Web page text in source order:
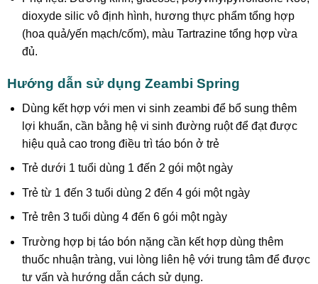
dioxyde silic vô định hình, hương thực phẩm tổng hợp
(hoa quả/yến mạch/cốm), màu Tartrazine tổng hợp vừa
đủ.
Hướng dẫn sử dụng Zeambi Spring
Dùng kết hợp với men vi sinh zeambi để bổ sung thêm
lợi khuẩn, cần bằng hệ vi sinh đường ruột để đạt được
hiệu quả cao trong điều trì táo bón ở trẻ
Trẻ dưới 1 tuổi dùng 1 đến 2 gói một ngày
Trẻ từ 1 đến 3 tuổi dùng 2 đến 4 gói một ngày
Trẻ trên 3 tuổi dùng 4 đến 6 gói một ngày
Trường hợp bị táo bón nặng cần kết hợp dùng thêm
thuốc nhuận tràng, vui lòng liên hệ với trung tâm để được
tư vấn và hướng dẫn cách sử dụng.